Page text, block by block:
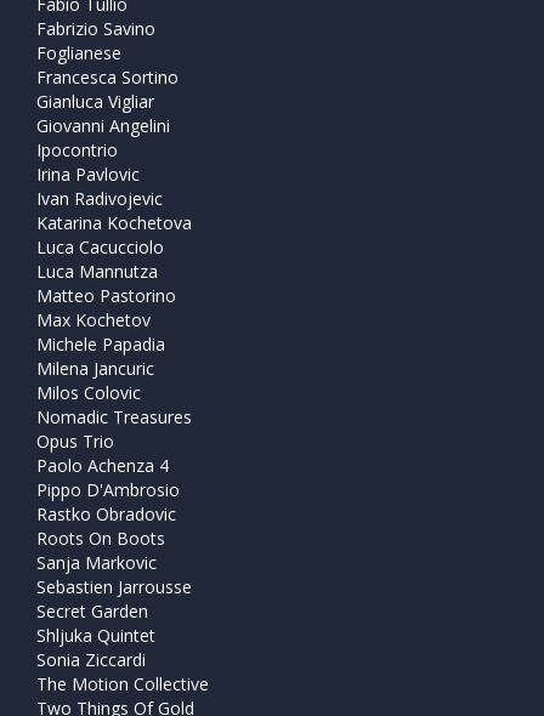
Fabrizio Savino
Foglianese
Francesca Sortino
Gianluca Vigliar
Giovanni Angelini
Ipocontrio
Irina Pavlovic
Ivan Radivojevic
Katarina Kochetova
Luca Cacucciolo
Luca Mannutza
Matteo Pastorino
Max Kochetov
Michele Papadia
Milena Jancuric
Milos Colovic
Nomadic Treasures
Opus Trio
Paolo Achenza 4
Pippo D'Ambrosio
Rastko Obradovic
Roots On Boots
Sanja Markovic
Sebastien Jarrousse
Secret Garden
Shljuka Quintet
Sonia Ziccardi
The Motion Collective
Two Things Of Gold